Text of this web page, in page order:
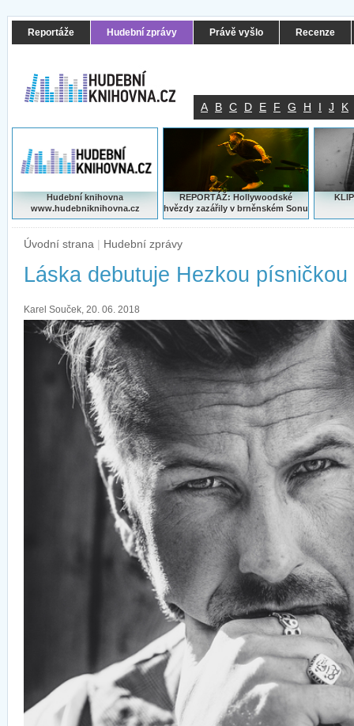
Reportáže Hudební zprávy Právě vyšlo Recenze
A B C D E F G H I J K
Hudební knihovna
www.hudebniknihovna.cz
REPORTÁŽ: Hollywoodské
hvězdy zazářily v brněnském Sonu
Úvodní strana | Hudební zprávy
Láska debutuje Hezkou písničkou
Karel Souček, 20. 06. 2018